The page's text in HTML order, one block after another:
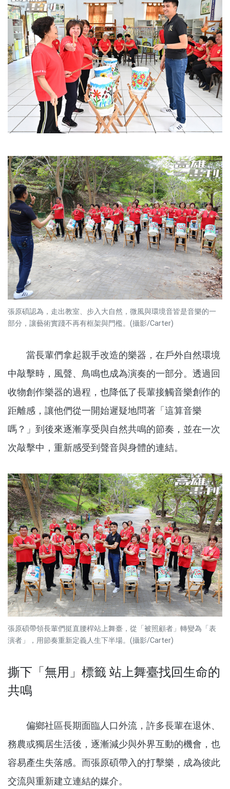
張原碩認為，走出教室、步入大自然，微風與環境音皆是音樂的一
部分，讓藝術實踐不再有框架與門檻。(攝影/Carter)
當長輩們拿起親手改造的樂器，在戶外自然環境
中敲擊時，風聲、鳥鳴也成為演奏的一部分。透過回
收物創作樂器的過程，也降低了長輩接觸音樂創作的
距離感，讓他們從一開始遲疑地問著「這算音樂
嗎？」到後來逐漸享受與自然共鳴的節奏，並在一次
次敲擊中，重新感受到聲音與身體的連結。
張原碩帶領長輩們挺直腰桿站上舞臺，從「被照顧者」轉變為「表
演者」，用節奏重新定義人生下半場。(攝影/Carter)
撕下「無用」標籤 站上舞臺找回生命的
共鳴
偏鄉社區長期面臨人口外流，許多長輩在退休、
務農或獨居生活後，逐漸減少與外界互動的機會，也
容易產生失落感。而張原碩帶入的打擊樂，成為彼此
交流與重新建立連結的媒介。